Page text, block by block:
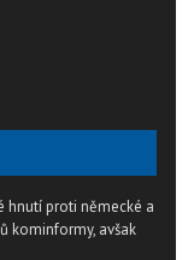
hnutí proti německé a
kominformy, avšak